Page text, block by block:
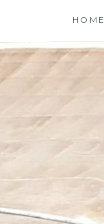
content
HOME